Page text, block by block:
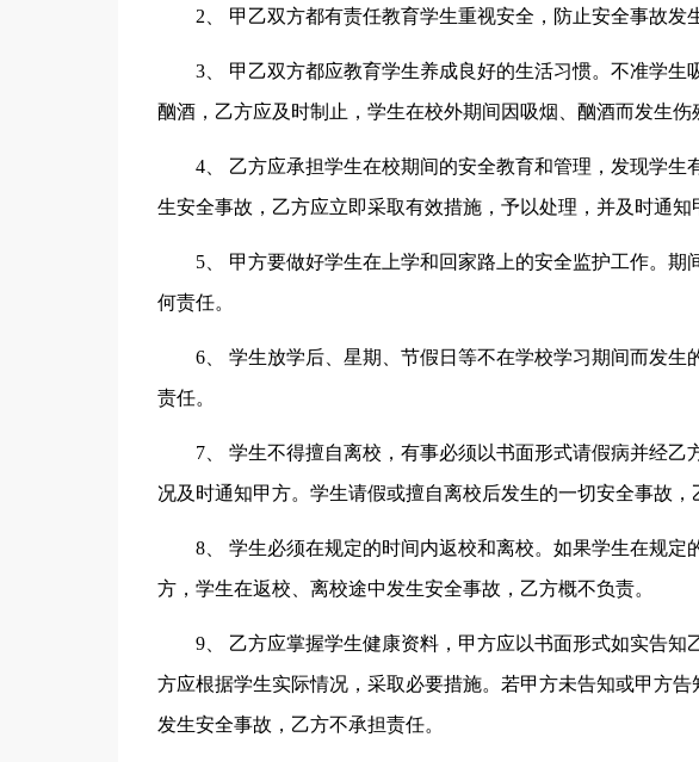
2、 甲乙双方都有责任教育学生重视安全，防止安全事故发
3、 甲乙双方都应教育学生养成良好的生活习惯。不准学生
酗酒，乙方应及时制止，学生在校外期间因吸烟、酗酒而发生伤
4、 乙方应承担学生在校期间的安全教育和管理，发现学生
生安全事故，乙方应立即采取有效措施，予以处理，并及时通知
5、 甲方要做好学生在上学和回家路上的安全监护工作。期
何责任。
6、 学生放学后、星期、节假日等不在学校学习期间而发生
责任。
7、 学生不得擅自离校，有事必须以书面形式请假病并经乙
况及时通知甲方。学生请假或擅自离校后发生的一切安全事故，
8、 学生必须在规定的时间内返校和离校。如果学生在规定
方，学生在返校、离校途中发生安全事故，乙方概不负责。
9、 乙方应掌握学生健康资料，甲方应以书面形式如实告知
方应根据学生实际情况，采取必要措施。若甲方未告知或甲方
发生安全事故，乙方不承担责任。